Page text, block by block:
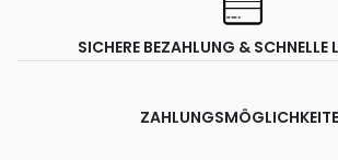
SICHERE BEZAHLUNG & SCHNELLE